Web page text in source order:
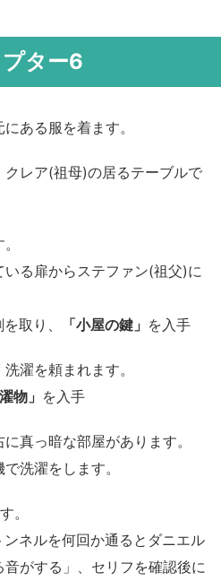
ター6
ある服を着ます。
レア(祖母)の居るテーブルで
る扉からステファン(祖父)に
取り、
「小屋の鍵」 を入手
濯を頼まれます。
物」 を入手
真っ暗な部屋があります。
洗濯をします。
。
ネルを何回か通るとダニエル
がする」、セリフを確認後に